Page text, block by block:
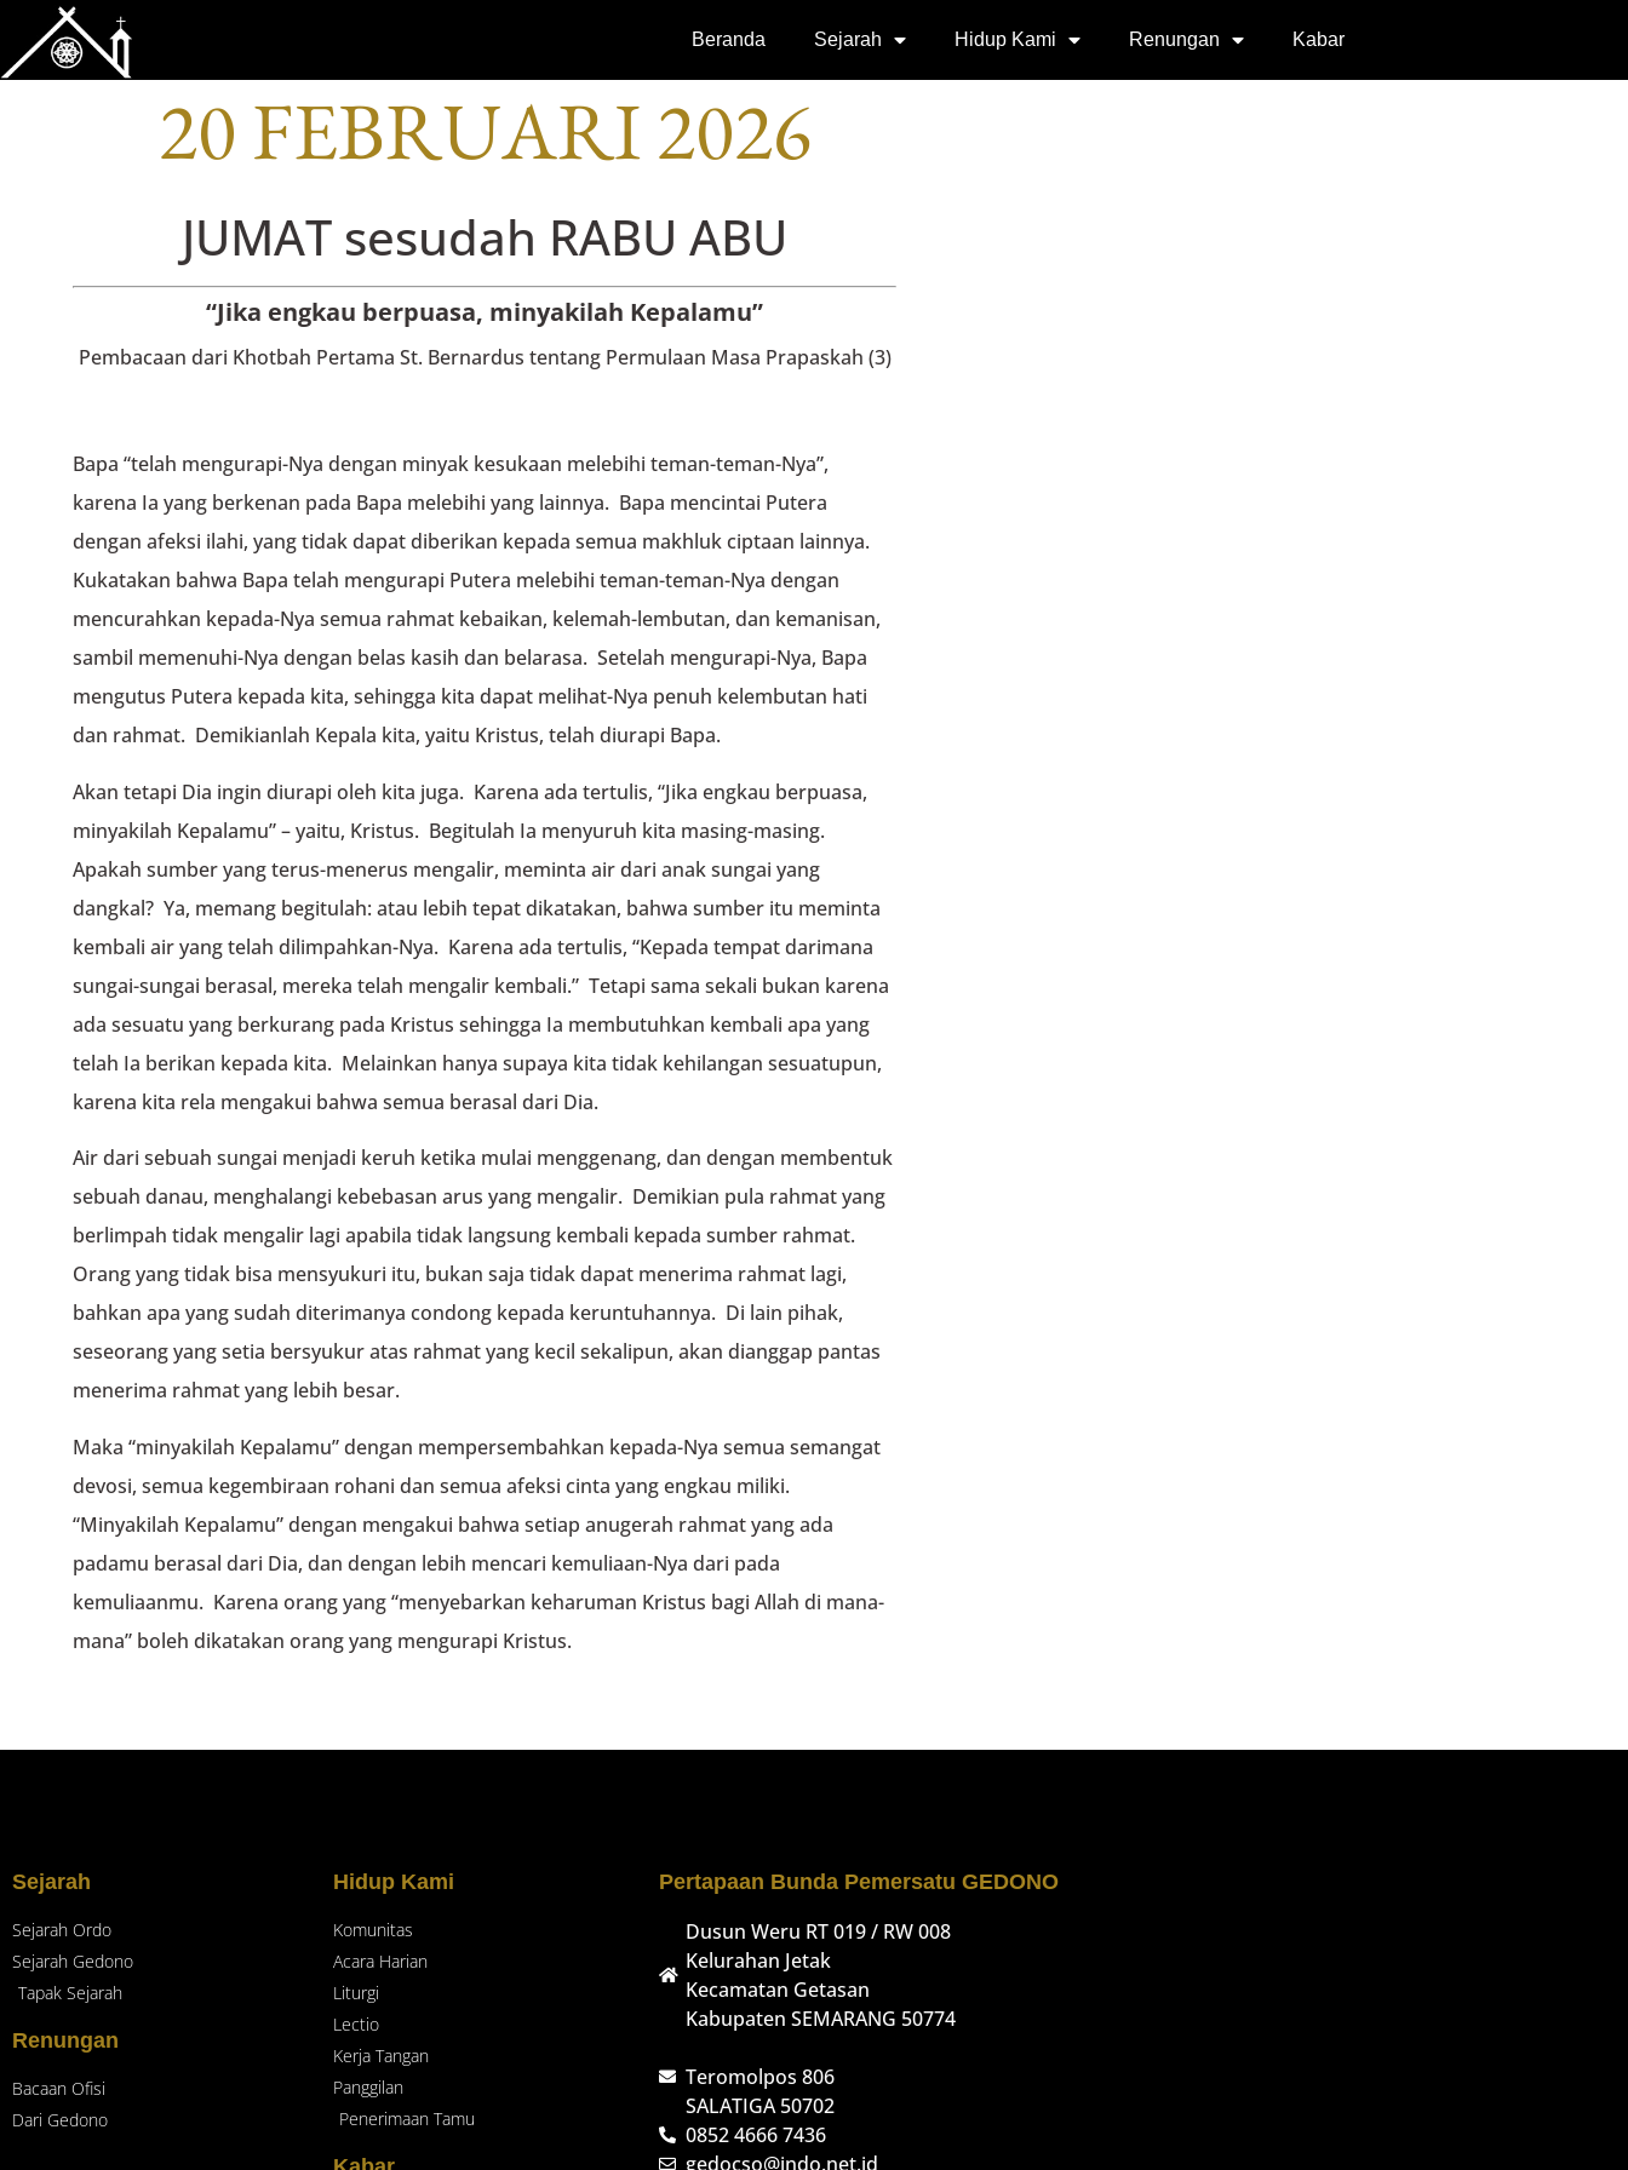
Beranda Sejarah Hidup Kami Renungan Kabar
20 FEBRUARI 2026
JUMAT sesudah RABU ABU
“Jika engkau berpuasa, minyakilah Kepalamu”
Pembacaan dari Khotbah Pertama St. Bernardus tentang Permulaan Masa Prapaskah (3)
Bapa “telah mengurapi-Nya dengan minyak kesukaan melebihi teman-teman-Nya”,
karena Ia yang berkenan pada Bapa melebihi yang lainnya. Bapa mencintai Putera
dengan afeksi ilahi, yang tidak dapat diberikan kepada semua makhluk ciptaan lainnya.
Kukatakan bahwa Bapa telah mengurapi Putera melebihi teman-teman-Nya dengan
mencurahkan kepada-Nya semua rahmat kebaikan, kelemah-lembutan, dan kemanisan,
sambil memenuhi-Nya dengan belas kasih dan belarasa. Setelah mengurapi-Nya, Bapa
mengutus Putera kepada kita, sehingga kita dapat melihat-Nya penuh kelembutan hati
dan rahmat. Demikianlah Kepala kita, yaitu Kristus, telah diurapi Bapa.
Akan tetapi Dia ingin diurapi oleh kita juga. Karena ada tertulis, “Jika engkau berpuasa,
minyakilah Kepalamu” – yaitu, Kristus. Begitulah Ia menyuruh kita masing-masing.
Apakah sumber yang terus-menerus mengalir, meminta air dari anak sungai yang
dangkal? Ya, memang begitulah: atau lebih tepat dikatakan, bahwa sumber itu meminta
kembali air yang telah dilimpahkan-Nya. Karena ada tertulis, “Kepada tempat darimana
sungai-sungai berasal, mereka telah mengalir kembali.” Tetapi sama sekali bukan karena
ada sesuatu yang berkurang pada Kristus sehingga Ia membutuhkan kembali apa yang
telah Ia berikan kepada kita. Melainkan hanya supaya kita tidak kehilangan sesuatupun,
karena kita rela mengakui bahwa semua berasal dari Dia.
Air dari sebuah sungai menjadi keruh ketika mulai menggenang, dan dengan membentuk
sebuah danau, menghalangi kebebasan arus yang mengalir. Demikian pula rahmat yang
berlimpah tidak mengalir lagi apabila tidak langsung kembali kepada sumber rahmat.
Orang yang tidak bisa mensyukuri itu, bukan saja tidak dapat menerima rahmat lagi,
bahkan apa yang sudah diterimanya condong kepada keruntuhannya. Di lain pihak,
seseorang yang setia bersyukur atas rahmat yang kecil sekalipun, akan dianggap pantas
menerima rahmat yang lebih besar.
Maka “minyakilah Kepalamu” dengan mempersembahkan kepada-Nya semua semangat
devosi, semua kegembiraan rohani dan semua afeksi cinta yang engkau miliki.
“Minyakilah Kepalamu” dengan mengakui bahwa setiap anugerah rahmat yang ada
padamu berasal dari Dia, dan dengan lebih mencari kemuliaan-Nya dari pada
kemuliaanmu. Karena orang yang “menyebarkan keharuman Kristus bagi Allah di mana-
mana” boleh dikatakan orang yang mengurapi Kristus.
Sejarah
Sejarah Ordo
Sejarah Gedono
Tapak Sejarah
Renungan
Bacaan Ofisi
Dari Gedono
Hidup Kami
Komunitas
Acara Harian
Liturgi
Lectio
Kerja Tangan
Panggilan
Penerimaan Tamu
Pertapaan Bunda Pemersatu GEDONO
Dusun Weru RT 019 / RW 008
Kelurahan Jetak
Kecamatan Getasan
Kabupaten SEMARANG 50774
Teromolpos 806
SALATIGA 50702
0852 4666 7436
gedocso@indo.net.id